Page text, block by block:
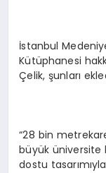
İstanbul
Kütüphanesi
Çelik, şunları
“28 bin
büyük üniversite
dostu